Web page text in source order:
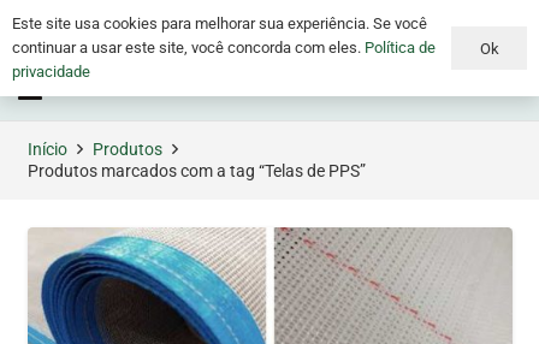
Início
Produtos
Produtos marcados com a tag “Telas de PPS”
Este site usa cookies para melhorar sua experiência. Se você
continuar a usar este site, você concorda com eles. Política de
privacidade
Ok